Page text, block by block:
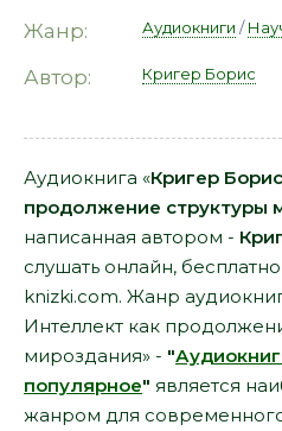
Жанр:
Аудиокниги /
Автор: Кригер Борис
Аудиокнига «Кригер
продолжение структуры
написанная автором -
слушать онлайн,
knizki.com. Жанр
Интеллект как
мироздания» - "
популярное" является
жанром для